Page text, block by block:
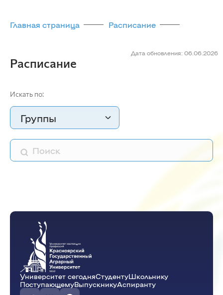
Главная страница Расписание
Дата обновления: 06.06.2026
Расписание
Искать по:
Группы
Университет сегодняСтудентуШкольнику
ПоступающемуВыпускникуАспиранту